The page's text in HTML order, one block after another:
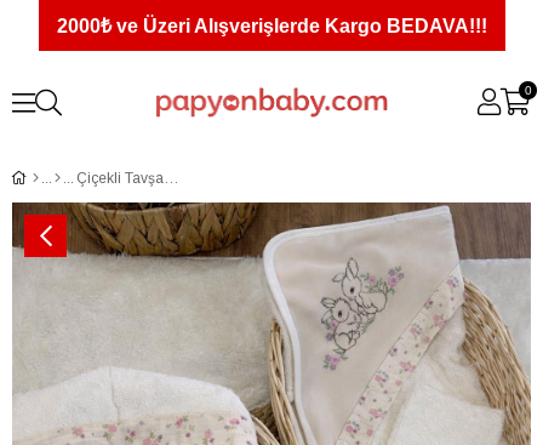
2000₺ ve Üzeri Alışverişlerde Kargo BEDAVA!!!
0
Çiçekli Tavşan Nakışlı Kapüşonlu Havlu Bornoz 4lü Set